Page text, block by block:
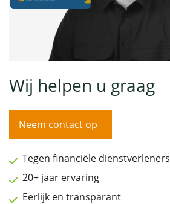
Wij helpen u graag
Neem contact op
Tegen financiële dienstverleners
20+ jaar ervaring
Eerlijk en transparant